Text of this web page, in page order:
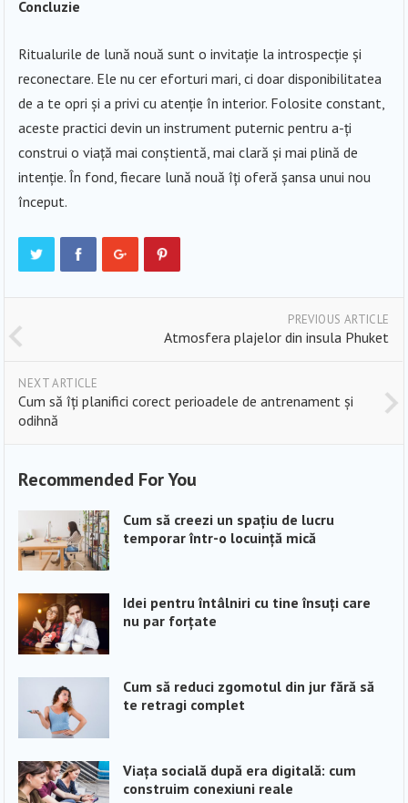
Concluzie
Ritualurile de lună nouă sunt o invitație la introspecție și
reconectare. Ele nu cer eforturi mari, ci doar disponibilitatea
de a te opri și a privi cu atenție în interior. Folosite constant,
aceste practici devin un instrument puternic pentru a-ți
construi o viață mai conștientă, mai clară și mai plină de
intenție. În fond, fiecare lună nouă îți oferă șansa unui nou
început.
PREVIOUS ARTICLE
Atmosfera plajelor din insula Phuket
NEXT ARTICLE
Cum să îți planifici corect perioadele de antrenament și
odihnă
Recommended For You
Cum să creezi un spațiu de lucru
temporar într-o locuință mică
Idei pentru întâlniri cu tine însuți care
nu par forțate
Cum să reduci zgomotul din jur fără să
te retragi complet
Viața socială după era digitală: cum
construim conexiuni reale